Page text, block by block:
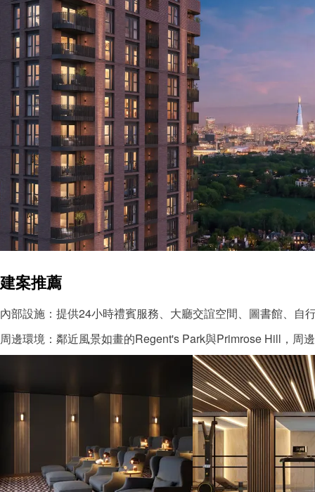
建案推薦
內部設施：提供24小時禮賓服務、大廳交誼空間、圖書館、自
周邊環境：鄰近風景如畫的Regent's Park與Primrose Hill，周